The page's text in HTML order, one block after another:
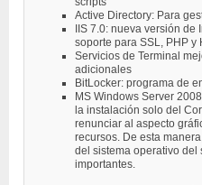
Active Directory: Para
IIS 7.0: nueva versión
soporte para SSL, PHP y
Servicios de Terminal
adicionales
BitLocker: programa de
MS Windows Server
la instalación solo del
renunciar al aspecto
recursos. De esta
del sistema operativo del
importantes.